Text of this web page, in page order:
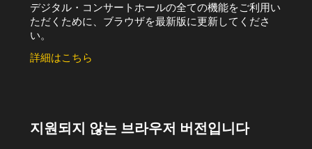
デジタル・コンサートホールの全ての機能をご利用い
ただくために、ブラウザを最新版に更新してくださ
い。
詳細はこちら
지원되지 않는 브라우저 버전입니다